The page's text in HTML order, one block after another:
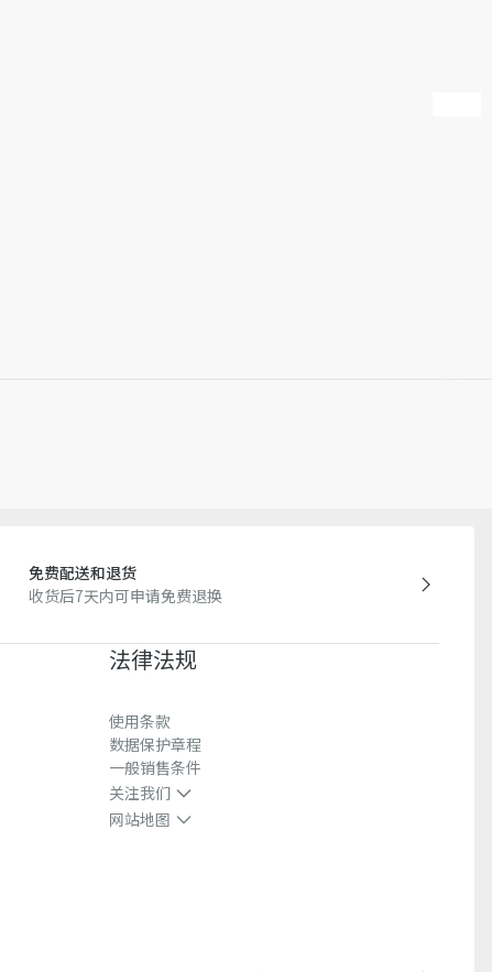
免费配送和退货
收货后7天内可申请免费退换
法律法规
使用条款
数据保护章程
一般销售条件
关注我们
网站地图